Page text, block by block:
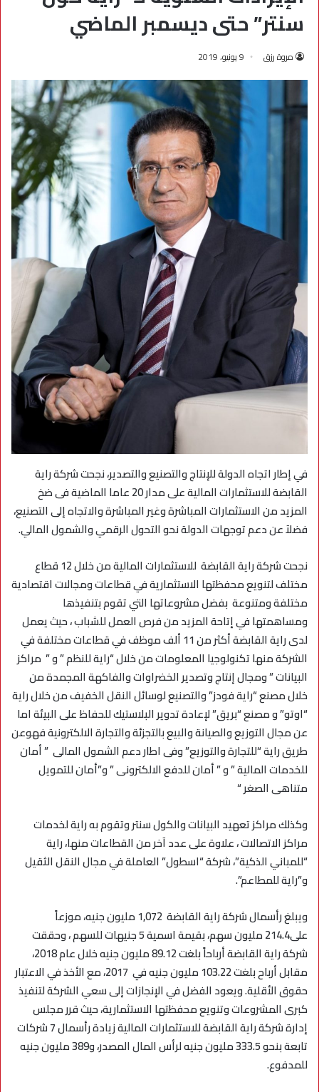
سنتر” حتى ديسمبر الماضي
مروة رزق 9 يونيو، 2019
في إطار اتجاه الدولة للإنتاج والتصنيع والتصدير، نجحت شركة راية
القابضة للاستثمارات المالية على مدار 20 عاما الماضية فى ضخ
المزيد من الاستثمارات المباشرة وغير المباشرة والاتجاه إلى التصنيع،
فضلآ عن دعم توجهات الدولة نحو التحول الرقمي والشمول المالي.
نجحت شركة راية القابضة للاستثمارات المالية من خلال 12 قطاع
مختلف لتنويع محفظتها الاستثمارية في قطاعات ومجالات اقتصادية
مختلفة ومتنوعة بفضل مشروعاتها التي تقوم بتنفيذها
ومساهمتها في إتاحة المزيد من فرص العمل للشباب ، حيث يعمل
لدى راية القابضة أكثر من 11 ألف موظف في قطاعات مختلفة في
الشركة منها تكنولوجيا المعلومات من خلال “راية للنظم ” و ” مراكز
البيانات ” ومجال إنتاج وتصدير الخضراوات والفاكهة المجمدة من
خلال مصنع “راية فودز” والتصنيع لوسائل النقل الخفيف من خلال راية
“اوتو” و مصنع “بريق” لإعادة تدوير البلاستيك للحفاظ على البيئة اما
عن مجال التوزيع والصيانة والبيع بالتجزئة والتجارة الالكترونية فهوعن
طريق راية “للتجارة والتوزيع” وفى اطار دعم الشمول المالى ” أمان
للخدمات المالية ” و ” أمان للدفع الالكترونى ” و”أمان للتمويل
متناهى الصغر “
وكذلك مراكز تعهيد البيانات والكول سنتر وتقوم به راية لخدمات
مراكز الاتصالات ، علاوة على عدد آخر من القطاعات منها، راية
“للمباني الذكية”، شركة “اسطول” العاملة في مجال النقل الثقيل
و”راية للمطاعم”.
ويبلغ رأسمال شركة راية القابضة 1,072 مليون جنيه، موزعاً
على214.4 مليون سهم، بقيمة اسمية 5 جنيهات للسهم ، وحققت
شركة راية القابضة أرباحاً بلغت 89.12 مليون جنيه خلال عام 2018،
مقابل أرباح بلغت 103.22 مليون جنيه في 2017، مع الأخذ في الاعتبار
حقوق الأقلية. ويعود الفضل في الإنجازات إلى سعي الشركة لتنفيذ
كبرى المشروعات وتنويع محفظتها الاستثمارية، حيث قرر مجلس
إدارة شركة راية القابضة للاستثمارات المالية زيادة رأسمال 7 شركات
تابعة بنحو 333.5 مليون جنيه لرأس المال المصدر، و389 مليون جنيه
للمدفوع.